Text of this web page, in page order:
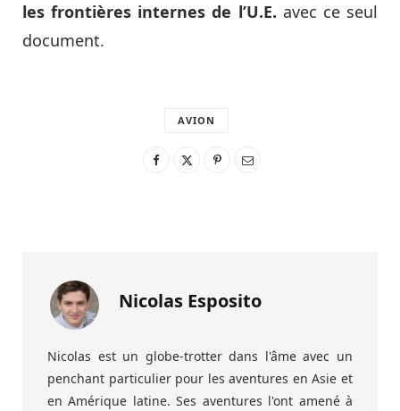
les frontières internes de l’U.E. avec ce seul
document.
AVION
Nicolas Esposito
Nicolas est un globe-trotter dans l'âme avec un
penchant particulier pour les aventures en Asie et
en Amérique latine. Ses aventures l'ont amené à